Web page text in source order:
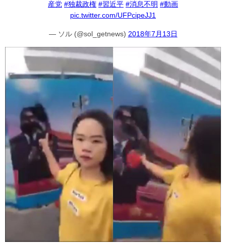
産党 #独裁政権 #習近平 #消息不明 #動画
pic.twitter.com/UFPcipeJJ1
— ソル (@sol_getnews) 2018年7月13日